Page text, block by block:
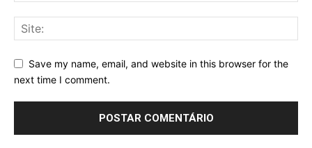
Save my name, email, and website in this browser for the
next time I comment.